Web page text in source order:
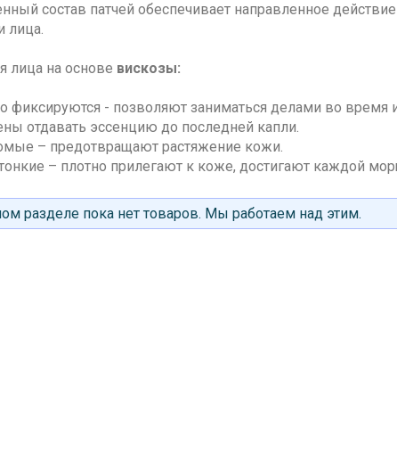
состав патчей обеспечивает направленное
лица.
лица на основе вискозы:
фиксируются - позволяют заниматься делами во время
отдавать эссенцию до последней капли.
– предотвращают растяжение кожи.
– плотно прилегают к коже, достигают каждой
разделе пока нет товаров. Мы работаем над этим.